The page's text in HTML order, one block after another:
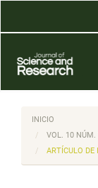
Contenido
Barra
lateral
INICIO
VOL. 10 NÚM.
ARTÍCULO DE